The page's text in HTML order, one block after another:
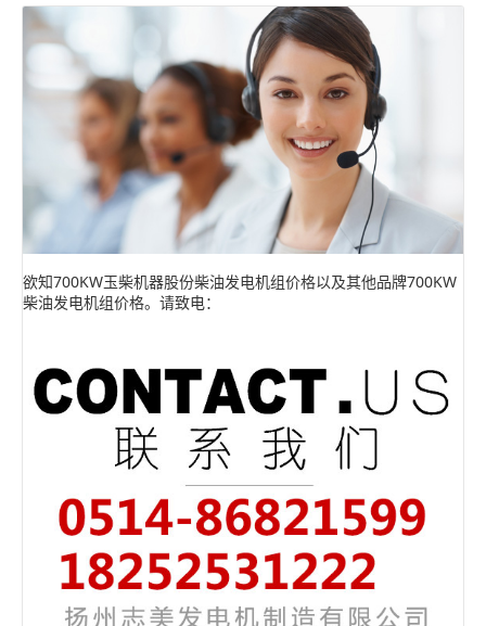
欲知700KW玉柴机器股份柴油发电机组价格以及其他品牌700KW
柴油发电机组价格。请致电：